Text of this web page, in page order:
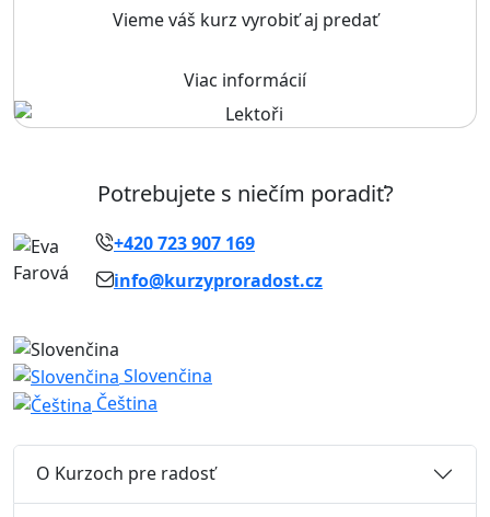
Vieme váš kurz vyrobiť aj predať
Viac informácií
Potrebujete s niečím poradiť?
+420 723 907 169
info@kurzyproradost.cz
Slovenčina
Čeština
O Kurzoch pre radosť